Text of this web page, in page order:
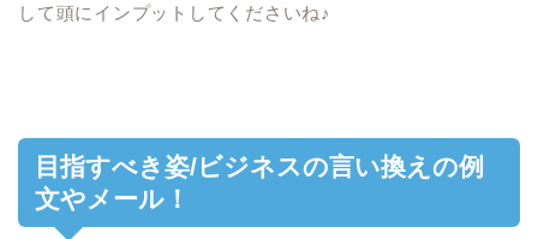
して頭にインプットしてくださいね♪
目指すべき姿/ビジネスの言い換えの例
文やメール！